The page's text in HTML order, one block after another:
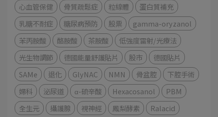
心血管保健
骨質疏鬆症 粒線體
蛋白質補充
乳糖不耐症
糖尿病預防 股票
gamma-oryzanol
苯丙胺酸
酪胺酸 茶胺酸
低強度雷射/光療法
光生物調節
德國能量舒護貼片 股市
德國貼片
SAMe
退化 GlyNAC NMN 骨盆腔
下腔手術
婦科
泌尿道 α-硫辛酸 Hexacosanol
PBM
全生元
攝護腺 視神經 鳳梨酵素
Ralacid